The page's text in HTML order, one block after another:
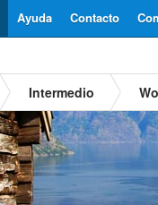
Contacto
Ayuda
Intermedio